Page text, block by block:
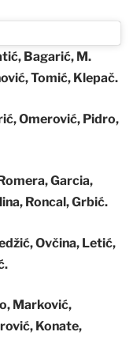
Bagarić, M.
Tomić, Klepač.
Omerović, Pidro,
Garcia,
Roncal, Grbić.
Ovčina, Letić,
Marković,
Konate,